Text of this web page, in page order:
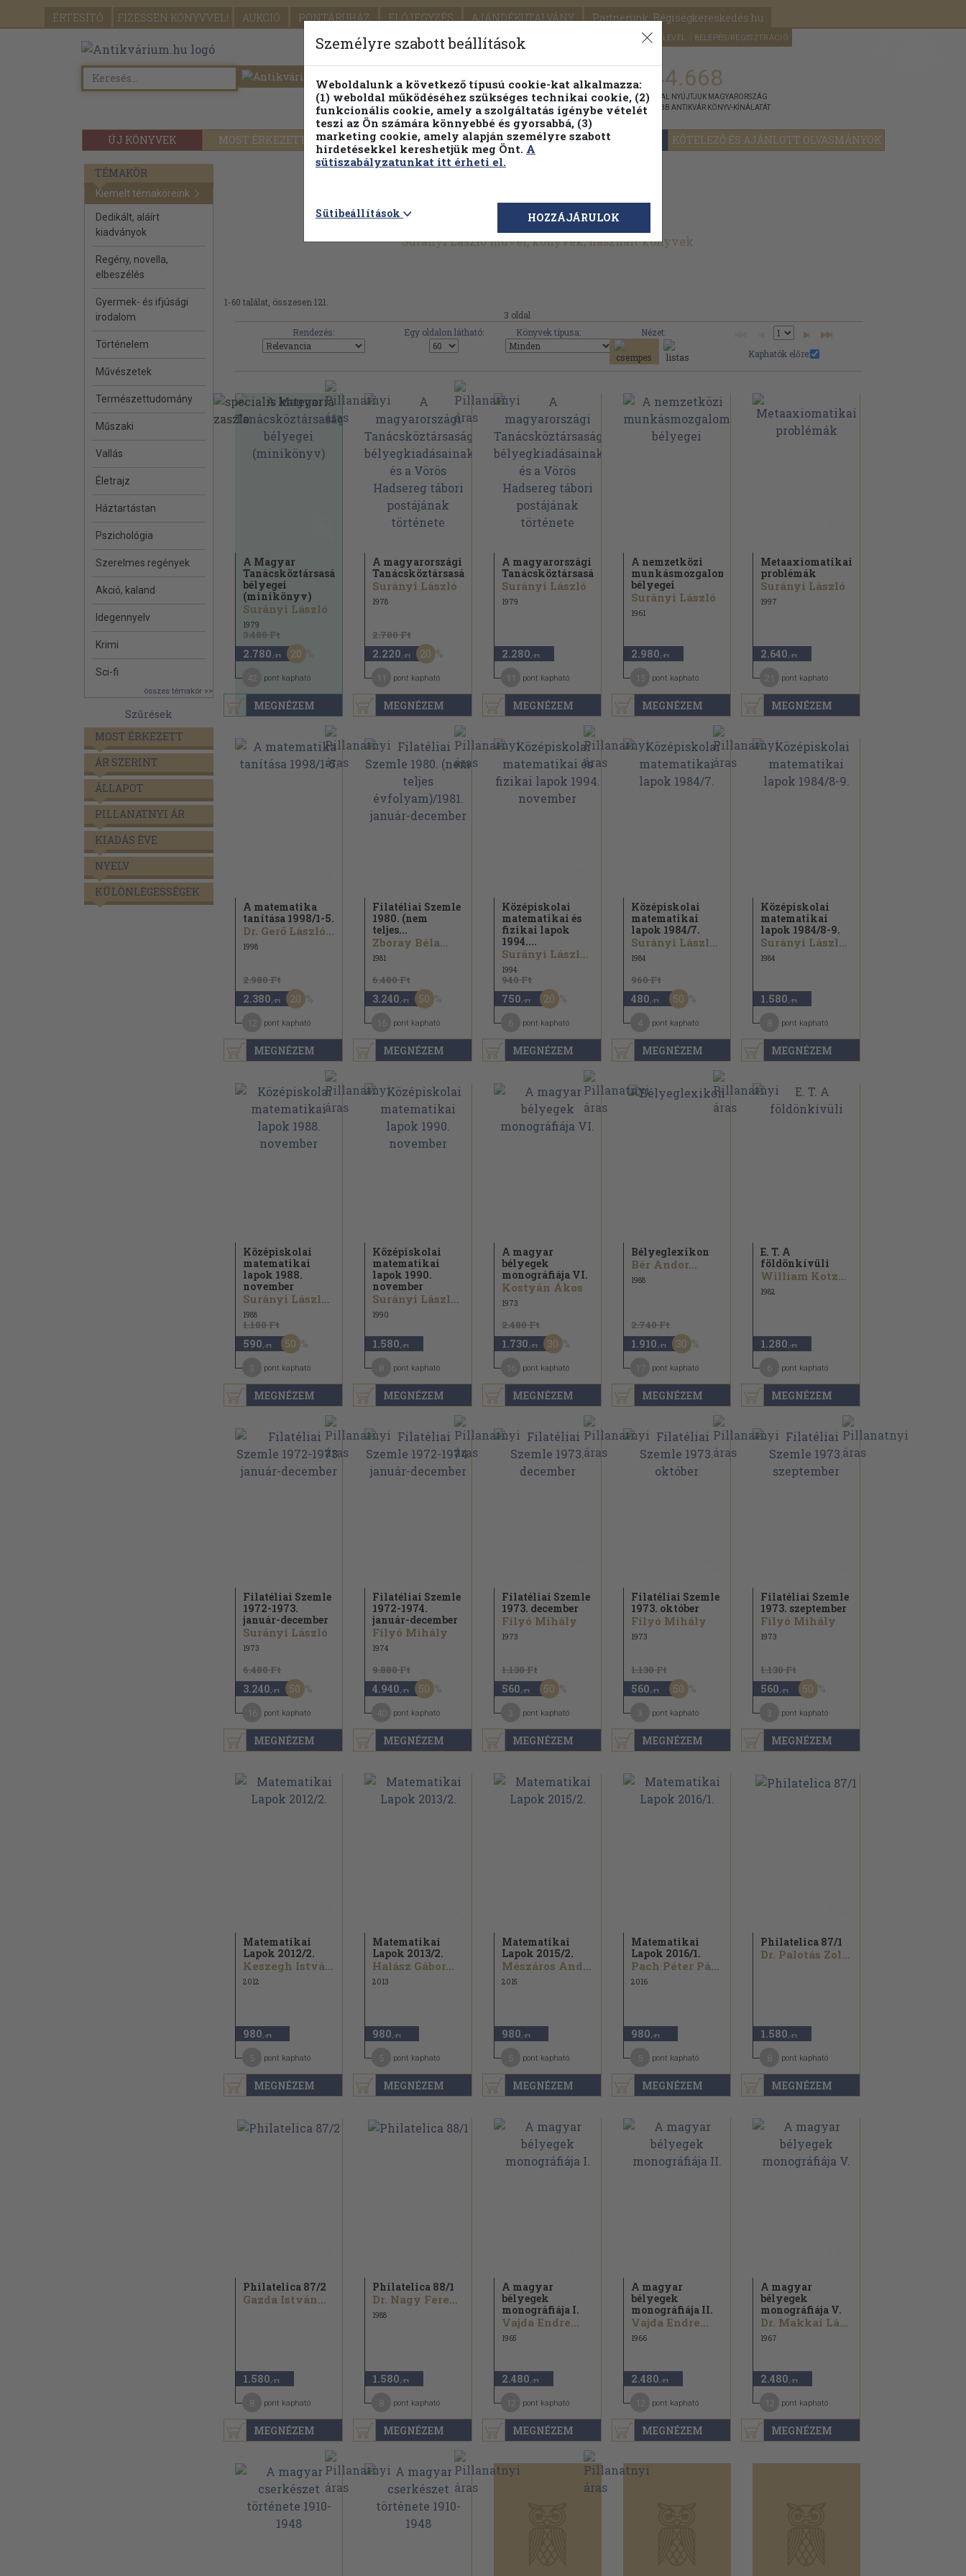
ÉRTESÍTŐ FIZESSEN KÖNYVVEL! AUKCIÓ PONTÁRUHÁZ ELŐJEGYZÉS AJÁNDÉKUTALVÁNY Partnerünk: Régiségkereskedés.hu
SEGÍTSÉG HÍRLEVÉL BELÉPÉS/REGISZTRÁCIÓ
ÚJ KÖNYVEK MOST ÉRKEZETT PILLANATNYI ÁRAINK FENNTARTHATÓ OLVASMÁNYOK KÖTELEZŐ ÉS AJÁNLOTT OLVASMÁNYOK
Részletes kereső Témaköri fa 1.144.668
KIADVÁNNYAL NYÚJTJUK MAGYARORSZÁG
LEGNAGYOBB ANTIKVÁR KÖNYV-KÍNÁLATÁT
TÉMAKÖR
Kiemelt témaköreink
Dedikált, aláírt
kiadványok
Regény, novella,
elbeszélés
Gyermek- és ifjúsági
irodalom
Történelem
Művészetek
Természettudomány
Műszaki
Vallás
Életrajz
Háztartástan
Pszichológia
Szerelmes regények
Akció, kaland
Idegennyelv
Krimi
Sci-fi
összes témakör >>
Szűrések
MOST ÉRKEZETT
ÁR SZERINT
ÁLLAPOT
PILLANATNYI ÁR
KIADÁS ÉVE
NYELV
KÜLÖNLEGESSÉGEK
Surányi László művei, könyvek, használt könyvek
1-60 találat, összesen 121.
3 oldal
Rendezés:
Egy oldalon látható: Könyvek típusa:
Nézet:
Kaphatók előre:
MEGNÉZEM
A Magyar
Tanácsköztársaság
bélyegei
(minikönyv)
Surányi László
1979
3.480 Ft
2.780 ,-Ft 20
pont kapható
MEGNÉZEM
A magyarországi
Tanácsköztársaság...
Surányi László
1978
2.780 Ft
2.220 ,-Ft 20
pont kapható
MEGNÉZEM
A magyarországi
Tanácsköztársaság...
Surányi László
1979
2.280 ,-Ft
pont kapható
MEGNÉZEM
A nemzetközi
munkásmozgalom
bélyegei
Surányi László
1961
2.980 ,-Ft
pont kapható
MEGNÉZEM
Metaaxiomatikai
problémák
Surányi László
1997
2.640 ,-Ft
pont kapható
MEGNÉZEM
A matematika
tanítása 1998/1-5.
Dr. Gerő László...
1998
2.980 Ft
2.380 ,-Ft 20
pont kapható
MEGNÉZEM
Filatéliai Szemle
1980. (nem
teljes...
Zboray Béla...
1981
6.480 Ft
3.240 ,-Ft 50
pont kapható
MEGNÉZEM
Középiskolai
matematikai és
fizikai lapok
1994....
Surányi László...
1994
940 Ft
750 ,-Ft 20
pont kapható
MEGNÉZEM
Középiskolai
matematikai
lapok 1984/7.
Surányi László...
1984
960 Ft
480 ,-Ft 50
pont kapható
MEGNÉZEM
Középiskolai
matematikai
lapok 1984/8-9.
Surányi László...
1984
1.580 ,-Ft
pont kapható
MEGNÉZEM
Középiskolai
matematikai
lapok 1988.
november
Surányi László...
1988
1.180 Ft
590 ,-Ft 50
pont kapható
MEGNÉZEM
Középiskolai
matematikai
lapok 1990.
november
Surányi László...
1990
1.580 ,-Ft
pont kapható
MEGNÉZEM
A magyar
bélyegek
monográfiája VI.
Kostyán Ákos
1973
2.480 Ft
1.730 ,-Ft 30
pont kapható
MEGNÉZEM
Bélyeglexikon
Bér Andor...
1988
2.740 Ft
1.910 ,-Ft 30
pont kapható
MEGNÉZEM
E. T. A
földönkívüli
William Kotzwinkle
1982
1.280 ,-Ft
pont kapható
MEGNÉZEM
Filatéliai Szemle
1972-1973.
január-december
Surányi László
1973
6.480 Ft
3.240 ,-Ft 50
pont kapható
MEGNÉZEM
Filatéliai Szemle
1972-1974.
január-december
Filyó Mihály
1974
9.880 Ft
4.940 ,-Ft 50
pont kapható
MEGNÉZEM
Filatéliai Szemle
1973. december
Filyó Mihály
1973
1.130 Ft
560 ,-Ft 50
pont kapható
MEGNÉZEM
Filatéliai Szemle
1973. október
Filyó Mihály
1973
1.130 Ft
560 ,-Ft 50
pont kapható
MEGNÉZEM
Filatéliai Szemle
1973. szeptember
Filyó Mihály
1973
1.130 Ft
560 ,-Ft 50
pont kapható
MEGNÉZEM
Matematikai
Lapok 2012/2.
Keszegh István...
2012
980 ,-Ft
pont kapható
MEGNÉZEM
Matematikai
Lapok 2013/2.
Halász Gábor...
2013
980 ,-Ft
pont kapható
MEGNÉZEM
Matematikai
Lapok 2015/2.
Mészáros András...
2015
980 ,-Ft
pont kapható
MEGNÉZEM
Matematikai
Lapok 2016/1.
Pach Péter Pál...
2016
980 ,-Ft
pont kapható
MEGNÉZEM
Philatelica 87/1
Dr. Palotás Zoltán...
1.580 ,-Ft
pont kapható
MEGNÉZEM
Philatelica 87/2
Gazda István...
1.580 ,-Ft
pont kapható
MEGNÉZEM
Philatelica 88/1
Dr. Nagy Ferenc...
1988
1.580 ,-Ft
pont kapható
MEGNÉZEM
A magyar
bélyegek
monográfiája I.
Vajda Endre...
1965
2.480 ,-Ft
pont kapható
MEGNÉZEM
A magyar
bélyegek
monográfiája II.
Vajda Endre...
1966
2.480 ,-Ft
pont kapható
MEGNÉZEM
A magyar
bélyegek
monográfiája V.
Dr. Makkai László...
1967
2.480 ,-Ft
pont kapható
Személyre szabott beállítások
Weboldalunk a következő típusú cookie-kat alkalmazza:
(1) weboldal működéséhez szükséges technikai cookie, (2)
funkcionális cookie, amely a szolgáltatás igénybe vételét
teszi az Ön számára könnyebbé és gyorsabbá, (3)
marketing cookie, amely alapján személyre szabott
hirdetésekkel kereshetjük meg Önt. A
sütiszabályzatunkat itt érheti el.
Sütibeállítások HOZZÁJÁRULOK